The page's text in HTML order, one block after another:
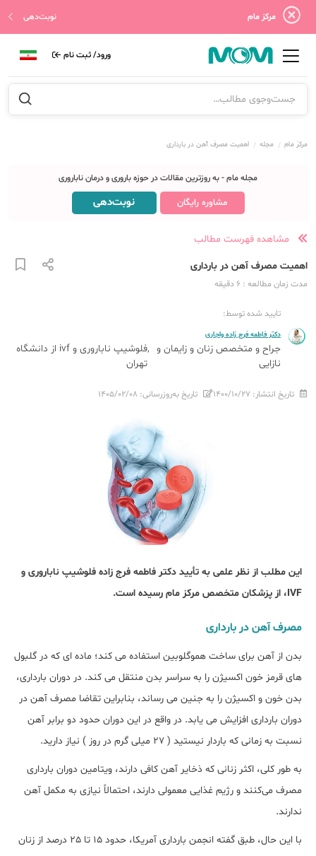
مرکز مام نوبت‌دهی
ورود/ ثبت نام
مرکز مام مجله اهمیت مصرف آهن در بارداری
مجله مام - به روزترین مقالات در حوزه باروری و درمان ناباروری
مشاوره رایگان نوبت‌دهی
مشاهده فهرست مطالب
اهمیت مصرف آهن در بارداری
مدت زمان مطالعه : 6 دقیقه
تایید شده توسط:
دکتر فاطمه فرج زاده واجاری
جراح و متخصص زنان و زایمان و
نازایی
فلوشیپ ناباروری و ivf از دانشگاه
تهران
تاریخ انتشار: ۱۴۰۰/۱۰/۲۷ تاریخ به‌روزرسانی: ۱۴۰۵/۰۲/۰۸
این مطلب از نظر علمی به تأیید دکتر فاطمه فرج زاده فلوشیپ ناباروری و
IVF، از پزشکان متخصص مرکز مام رسیده است.
مصرف آهن در بارداری
بدن از آهن برای ساخت هموگلوبین استفاده می کند؛ ماده ای که در گلبول
های قرمز خون اکسیژن را به سراسر بدن منتقل می کند. در دوران بارداری،
بدن خون و اکسیژن را به جنین می رساند، بنابراین تقاضا مصرف آهن در
دوران بارداری افزایش می یابد. در واقع در این دوران حدود دو برابر آهن
نسبت به زمانی که باردار نیستید ( 27 میلی گرم در روز ) نیاز دارید.
به طور کلی، اکثر زنانی که ذخایر آهن کافی دارند، ویتامین دوران بارداری
مصرف می‌کنند و رژیم غذایی معمولی دارند، احتمالاً نیازی به مکمل آهن
ندارند.
با این حال، طبق گفته انجمن بارداری آمریکا، حدود 15 تا 25 درصد از زنان